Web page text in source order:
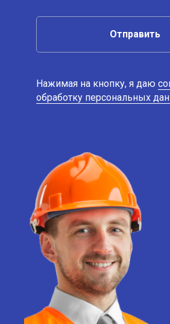
Отправить
Нажимая на кнопку, я даю
обработку персональных